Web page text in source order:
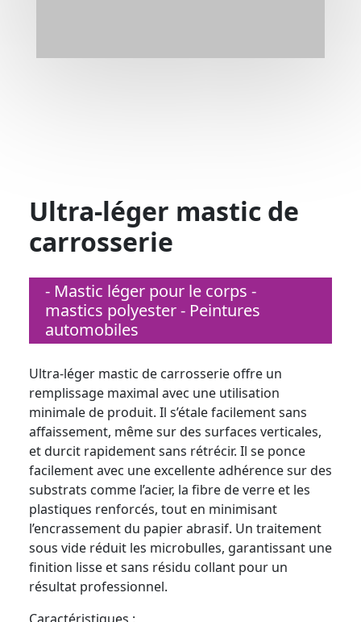
Ultra-léger mastic de
carrosserie
- Mastic léger pour le corps -
mastics polyester - Peintures
automobiles
Ultra-léger mastic de carrosserie offre un
remplissage maximal avec une utilisation
minimale de produit. Il s’étale facilement sans
affaissement, même sur des surfaces verticales,
et durcit rapidement sans rétrécir. Il se ponce
facilement avec une excellente adhérence sur des
substrats comme l’acier, la fibre de verre et les
plastiques renforcés, tout en minimisant
l’encrassement du papier abrasif. Un traitement
sous vide réduit les microbulles, garantissant une
finition lisse et sans résidu collant pour un
résultat professionnel.